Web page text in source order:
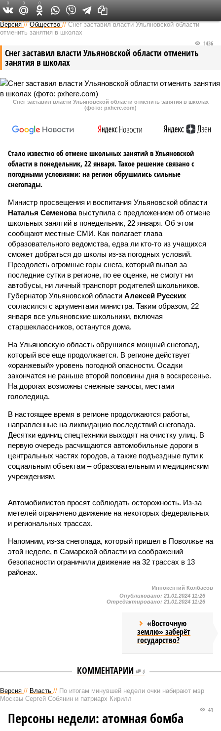
Федеральный выпуск
Версия //Общество //Снег заставил власти Ульяновской области
отменить занятия в школах
Снег заставил власти Ульяновской области отменить
занятия в школах
1436
Снег заставил власти Ульяновской области отменить занятия в школах
(фото: pxhere.com)
Стало известно об отмене школьных занятий в Ульяновской
области в понедельник, 22 января. Такое решение связано с
погодными условиями: на регион обрушились сильные
снегопады.
Министр просвещения и воспитания Ульяновской области
Наталья Семеновавыступила с предложением об отмене
школьных занятий в понедельник, 22 января. Об этом
сообщают местные СМИ. Как полагает глава
образовательного ведомства, едва ли кто-то из учащихся
сможет добраться до школы из-за погодных условий.
Преодолеть огромные горы снега, который выпал за
последние сутки в регионе, по ее оценке, не смогут ни
автобусы, ни личный транспорт родителей школьников.
Губернатор Ульяновской области Алексей Русских
согласился с аргументами министра. Таким образом, 22
января все ульяновские школьники, включая
старшеклассников, останутся дома.
На Ульяновскую область обрушился мощный снегопад,
который все еще продолжается. В регионе действует
«оранжевый» уровень погодной опасности. Осадки
закончатся не раньше второй половины дня в воскресенье.
На дорогах возможны снежные заносы, местами
гололедица.
В настоящее время в регионе продолжаются работы,
направленные на ликвидацию последствий снегопада.
Десятки единиц спецтехники выходят на очистку улиц. В
первую очередь расчищаются автомобильные дороги в
центральных частях городов, а также подъездные пути к
социальным объектам – образовательным и медицинским
учреждениям.
Автомобилистов просят соблюдать осторожность. Из-за
метелей ограничено движение на некоторых федеральных
и региональных трассах.
Напомним, из-за снегопада, который пришел в Поволжье на
этой неделе, в Самарской области из соображений
безопасности ограничили движение на 32 трассах в 13
районах.
0 0 0
Иннокентий Колбасов
Опубликовано: 21.01.2024 11:26
Отредактировано: 21.01.2024 11:26
«Восточную
землю» заберёт
государство?
КОММЕНТАРИИ 0
Версия // Власть // По итогам минувшей недели очки набирают мэр
Москвы Сергей Собянин и патриарх Кирилл
41
Персоны недели: атомная бомба